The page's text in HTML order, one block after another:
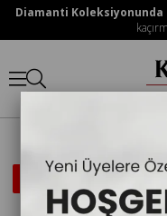
Diamanti Koleksiyonunda
İNDIRIMLI